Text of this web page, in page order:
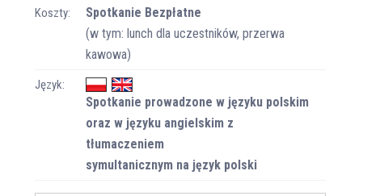
Koszty:
Spotkanie Bezpłatne
(w tym: lunch dla uczestników, przerwa
kawowa)
Język:
Spotkanie prowadzone w języku polskim
oraz w języku angielskim z
tłumaczeniem
symultanicznym na język polski